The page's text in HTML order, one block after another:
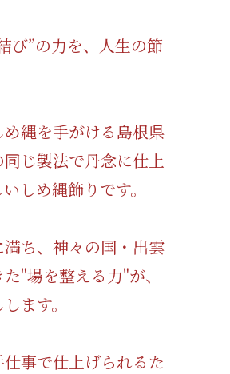
び”の力を、人生の節
縄を手がける島根県
じ製法で丹念に仕上
しめ縄飾りです。
ち、神々の国・出雲
"場を整える力"が、
ます。
事で仕上げられるた